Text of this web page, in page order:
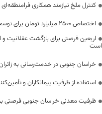
کنترل ملخ نیازمند همکاری
اختصاص 2500 میلیارد تومان برای توسعه راه‌های دوبانده خراسان جنوبی
اربعین فرصتی برای بازگشت
است
خراسان جنوبی در خدمت‌رسانی به
استفاده از ظرفیت پیمانکاران و
ظرفیت معدنی خراسان جنوبی فرصتی